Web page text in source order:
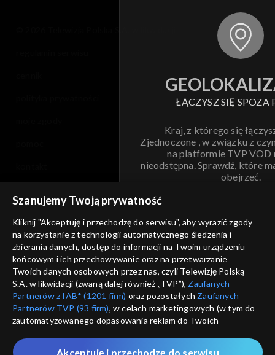
ŁĄCZYSZ SIĘ SPOZA
Kraj, z którego się
Zjednoczone , w związku z
na platformie TVP VOD
nieodstępna. Sprawdź, które
obejrzeć.
ANULUJ
informacje o dostawcy usług
Szanujemy Twoją prywatność
Kliknij "Akceptuję i przechodzę do serwisu", aby wyrazić zgody
na korzystanie z technologii automatycznego śledzenia i
zbierania danych, dostęp do informacji na Twoim urządzeniu
końcowym i ich przechowywanie oraz na przetwarzanie
Twoich danych osobowych przez nas, czyli Telewizję Polską
S.A. w likwidacji (zwaną dalej również „TVP”), Zaufanych
Partnerów z IAB* (1201 firm) oraz pozostałych Zaufanych
Partnerów TVP (93 firm), w celach marketingowych (w tym do
zautomatyzowanego dopasowania reklam do Twoich
które wskazujemy poniżej, a także zgody na udostępnianie
Akceptuję i przechodzę do serwisu